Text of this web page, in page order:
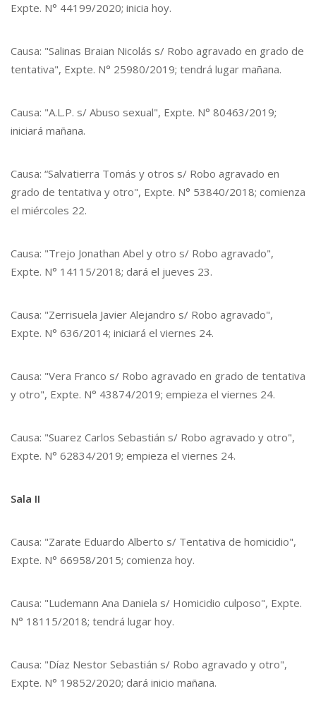
Expte. N° 44199/2020; inicia hoy.
Causa: "Salinas Braian Nicolás s/ Robo agravado en grado de
tentativa", Expte. N° 25980/2019; tendrá lugar mañana.
Causa: "A.L.P. s/ Abuso sexual", Expte. N° 80463/2019;
iniciará mañana.
Causa: “Salvatierra Tomás y otros s/ Robo agravado en
grado de tentativa y otro", Expte. N° 53840/2018; comienza
el miércoles 22.
Causa: "Trejo Jonathan Abel y otro s/ Robo agravado",
Expte. N° 14115/2018; dará el jueves 23.
Causa: "Zerrisuela Javier Alejandro s/ Robo agravado",
Expte. N° 636/2014; iniciará el viernes 24.
Causa: "Vera Franco s/ Robo agravado en grado de tentativa
y otro", Expte. N° 43874/2019; empieza el viernes 24.
Causa: "Suarez Carlos Sebastián s/ Robo agravado y otro",
Expte. N° 62834/2019; empieza el viernes 24.
Sala II
Causa: "Zarate Eduardo Alberto s/ Tentativa de homicidio",
Expte. N° 66958/2015; comienza hoy.
Causa: "Ludemann Ana Daniela s/ Homicidio culposo", Expte.
N° 18115/2018; tendrá lugar hoy.
Causa: "Díaz Nestor Sebastián s/ Robo agravado y otro",
Expte. N° 19852/2020; dará inicio mañana.